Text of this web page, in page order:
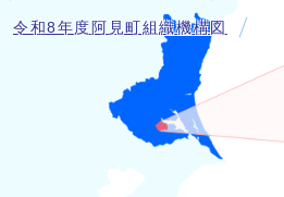
令和8年度阿見町組織機構図